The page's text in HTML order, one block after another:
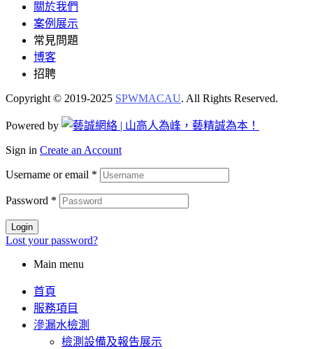
關於我們
案例展示
常見問題
博客
招聘
Copyright © 2019-2025 SPWMACAU. All Rights Reserved.
Powered by
Sign in Create an Account
Username or email *
Password *
Login
Lost your password?
Main menu
首頁
服務項目
滲漏水檢測
檢測設備及報告展示